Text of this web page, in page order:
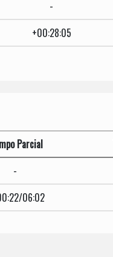
-
+00:28:05
Parcial
-
06:02